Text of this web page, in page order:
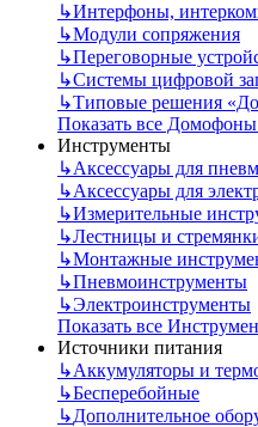
↳Интерфоны,
↳Модули сопряжения
↳Переговорные
↳Системы цифровой
↳Типовые решения
Показать все
Инструменты
↳Аксессуары для
↳Аксессуары для
↳Измерительные
↳Лестницы и
↳Монтажные
↳Пневмоинструменты
↳Электроинструменты
Показать все
Источники питания
↳Аккумуляторы и
↳Бесперебойные
↳Дополнительное